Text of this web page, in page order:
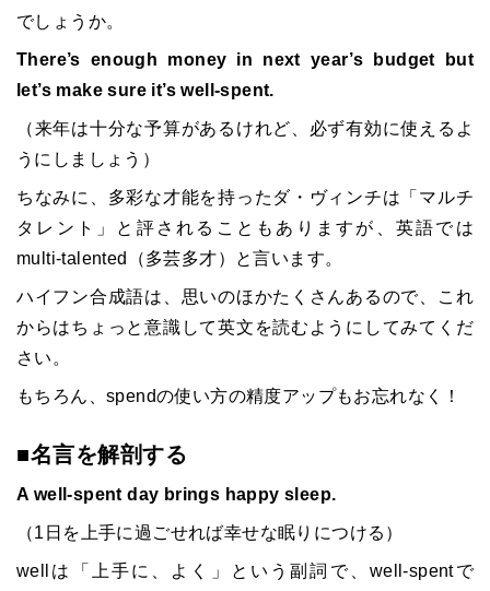
でしょうか。
There’s enough money in next year’s budget but
let’s make sure it’s well-spent.
（来年は十分な予算があるけれど、必ず有効に使えるよ
うにしましょう）
ちなみに、多彩な才能を持ったダ・ヴィンチは「マルチ
タレント」と評されることもありますが、英語では
multi-talented（多芸多才）と言います。
ハイフン合成語は、思いのほかたくさんあるので、これ
からはちょっと意識して英文を読むようにしてみてくだ
さい。
もちろん、spendの使い方の精度アップもお忘れなく！
■名言を解剖する
A well-spent day brings happy sleep.
（1日を上手に過ごせれば幸せな眠りにつける）
wellは「上手に、よく」という副詞で、well-spentで